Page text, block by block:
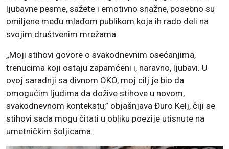
ljubavne pesme, sažete i emotivno snažne, posebno su
omiljene među mlađom publikom koja ih rado deli na
svojim društvenim mrežama.
„Moji stihovi govore o svakodnevnim osećanjima,
trenucima koji ostaju zapamćeni i, naravno, ljubavi. U
ovoj saradnji sa divnom OKO, moj cilj je bio da
omogućim ljudima da dožive stihove u novom,
svakodnevnom kontekstu,” objašnjava Đuro Kelj, čiji se
stihovi sada mogu čitati u obliku poezije utisnute na
umetničkim šoljicama.